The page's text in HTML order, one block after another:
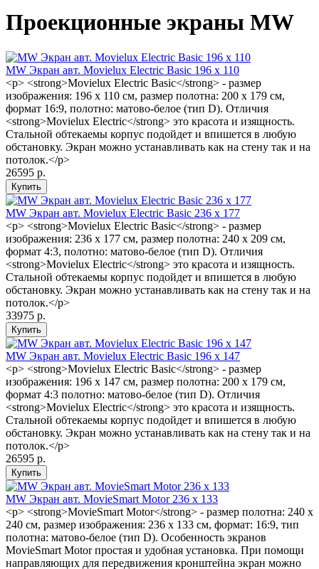
Проекционные экраны MW
MW Экран авт. Movielux Electric Basic 196 х 110
<p> <strong>Movielux Electric Basic</strong> - размер
изображения: 196 х 110 см, размер полотна: 200 x 179 см,
формат 16:9, полотно: матово-белое (тип D). Отличия
<strong>Movielux Electric</strong> это красота и изящность.
Стальной обтекаемы корпус подойдет и впишется в любую
обстановку. Экран можно устанавливать как на стену так и на
потолок.</p>
26595 р.
MW Экран авт. Movielux Electric Basic 236 x 177
<p> <strong>Movielux Electric Basic</strong> - размер
изображения: 236 x 177 см, размер полотна: 240 x 209 см,
формат 4:3, полотно: матово-белое (тип D). Отличия
<strong>Movielux Electric</strong> это красота и изящность.
Стальной обтекаемы корпус подойдет и впишется в любую
обстановку. Экран можно устанавливать как на стену так и на
потолок.</p>
33975 р.
MW Экран авт. Movielux Electric Basic 196 x 147
<p> <strong>Movielux Electric Basic</strong> - размер
изображения: 196 x 147 см, размер полотна: 200 x 179 см,
формат 4:3 полотно: матово-белое (тип D). Отличия
<strong>Movielux Electric</strong> это красота и изящность.
Стальной обтекаемы корпус подойдет и впишется в любую
обстановку. Экран можно устанавливать как на стену так и на
потолок.</p>
26595 р.
MW Экран авт. MovieSmart Motor 236 x 133
<p> <strong>MovieSmart Motor</strong> - размер полотна: 240 х
240 см, размер изображения: 236 x 133 см, формат: 16:9, тип
полотна: матово-белое (тип D). Особенность экранов
MovieSmart Motor простая и удобная установка. При помощи
направляющих для передвижения кронштейна экран можно